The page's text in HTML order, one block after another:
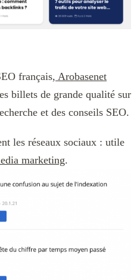
français, Arobasenet
billets de grande qualité sur
et des conseils SEO.
les réseaux sociaux : utile
marketing.